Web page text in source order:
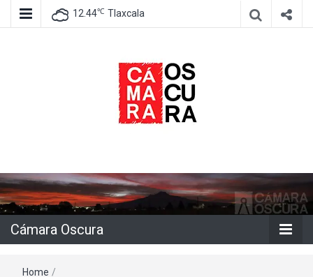
12.44℃ Tlaxcala
Cámara
Oscura
Cámara Oscura
Home /